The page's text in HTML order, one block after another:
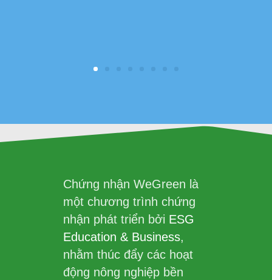
Chứng nhận WeGreen là
một chương trình chứng
nhận phát triển bởi ESG
Education & Business,
nhằm thúc đẩy các hoạt
động nông nghiệp bền